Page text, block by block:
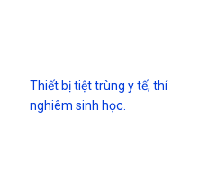
Thiết bị tiệt trùng y tế, thí
nghiêm sinh học.